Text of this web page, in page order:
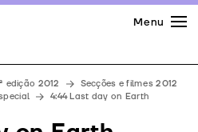
Menu
edição 2012
Secções e filmes 2012
4:44 Last day on Earth